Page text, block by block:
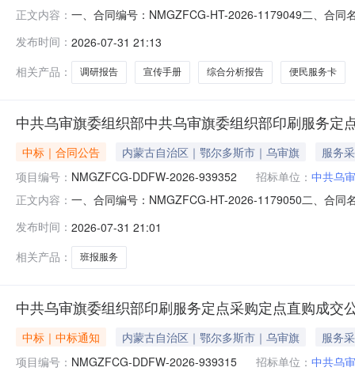
正文内容： 一、合同编号：NMGZFCG-HT-2026-1179049二、合同
方)：乌审旗新希望印刷厂地址：内蒙古自治区鄂尔多斯
发布时间： 2026-07-31 21:13
相关产品：
调研报告 宣传手册 综合分析报告 便民服务卡
中共乌审旗委组织部中共乌审旗委组织部印刷服务定
中标｜合同公告 内蒙古自治区｜鄂尔多斯市｜乌审旗
服务
项目编号： NMGZFCG-DDFW-2026-939352 招标单位： 中共乌
正文内容： 一、合同编号：NMGZFCG-HT-2026-1179050二、合同
尔多斯市桥头堡文化发展有限公司地址：鄂尔多斯市东
发布时间： 2026-07-31 21:01
相关产品：
班报服务
中共乌审旗委组织部印刷服务定点采购定点直购成交
中标｜中标通知 内蒙古自治区｜鄂尔多斯市｜乌审旗
服务
项目编号： NMGZFCG-DDFW-2026-939315 招标单位： 中共乌